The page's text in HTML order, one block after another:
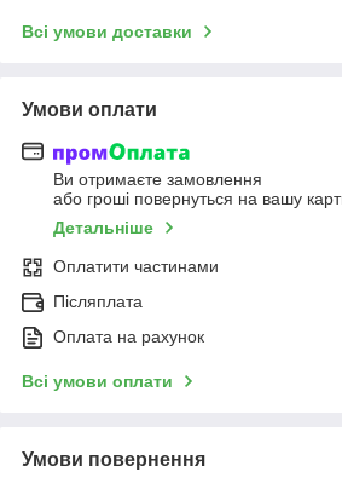
Всі умови доставки
Умови оплати
Ви отримаєте замовлення
або гроші повернуться на вашу
Детальніше
Оплатити частинами
Післяплата
Оплата на рахунок
Всі умови оплати
Умови повернення